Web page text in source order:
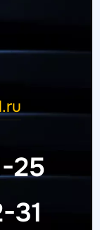
25
31